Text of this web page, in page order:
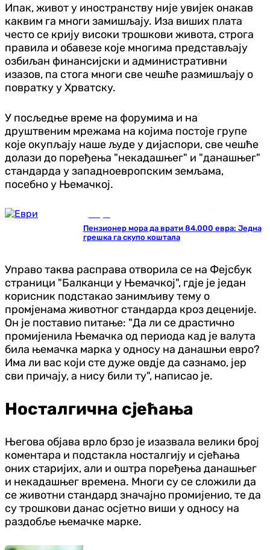
Ипак, живот у иностранству није увијек онакав
каквим га многи замишљају. Иза виших плата
често се крију високи трошкови живота, строга
правила и обавезе које многима представљају
озбиљан финансијски и административни
изазов, па стога многи све чешће размишљају о
повратку у Хрватску.
У посљедње време на форумима и на
друштвеним мрежама на којима постоје групе
које окупљају наше људе у дијаспори, све чешће
долази до поређења "некадашњег" и "данашњег"
стандарда у западноевропским земљама,
посебно у Њемачкој.
Пензионер мора да врати 84.000 евра: Једна
грешка га скупо коштала
Управо таква расправа отворила се на Фејсбук
страници "Балканци у Њемачкој", гдје је један
корисник подстакао занимљиву тему о
промјенама животног стандарда кроз деценије.
Он је поставио питање: "Да ли се драстично
промијенила Њемачка од периода кад је валута
била њемачка марка у односу на данашњи евро?
Има ли вас који сте дуже овдје да сазнамо, јер
сви причају, а нису били ту", написао је.
Носталгична сјећања
Његова објава врло брзо је изазвала велики број
коментара и подстакла носталгију и сјећања
оних старијих, али и оштра поређења данашњег
и некадашњег времена. Многи су се сложили да
се животни стандард значајно промијенио, те да
су трошкови данас осјетно виши у односу на
раздобље њемачке марке.